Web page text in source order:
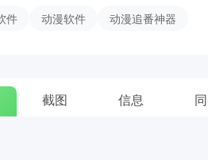
件 动漫软件 动漫追番神器
截图 信息